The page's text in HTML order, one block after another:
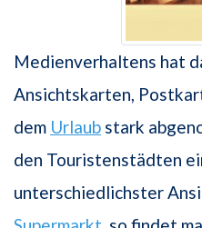
Medienverhaltens hat
Ansichtskarten,
dem Urlaub stark
den Touristenstädten
unterschiedlichster